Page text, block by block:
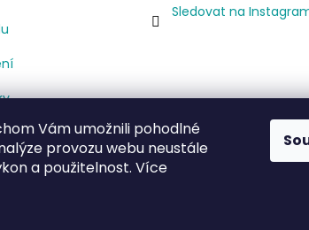
Vám umožnili pohodlné
provozu webu neustále
a použitelnost. Více
Sledovat na